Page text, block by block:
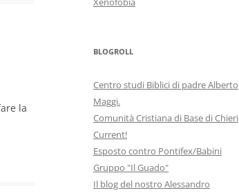
la
BLOGROLL
Centro studi Biblici di padre Alberto
Maggi.
Comunità Cristiana di Base di Chieri
Current!
Esposto contro Pontifex/Babini
Gruppo "Il Guado"
Il blog del nostro Alessandro